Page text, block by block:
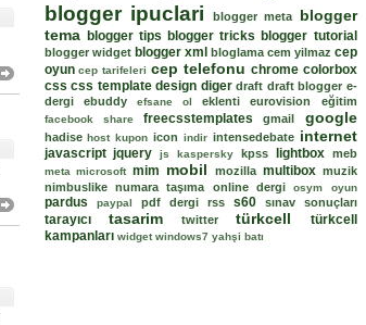
blogger ipuclari blogger meta
blogger
tema blogger tipsblogger tricksblogger tutorial
blogger widget blogger xml bloglama cem yilmaz cep
oyuncep tarifelericep telefonu chrome colorbox
css css template design diger draft draft blogger e-
dergi ebuddy efsane oleklentieurovision eğitim
facebook share freecsstemplatesgmail google
hadisehost kuponicon indir intensedebate internet
javascriptjqueryjskaspersky kpss lightbox meb
metamicrosoftmim mobil mozilla multibox muzik
nimbuslike numara taşıma online dergiosym oyun
pardus paypal pdf dergi rss s60 sınav sonuçları
tarayıcı tasarim twittertürkcell
türkcell
kampanları widgetwindows7 yahşi batı